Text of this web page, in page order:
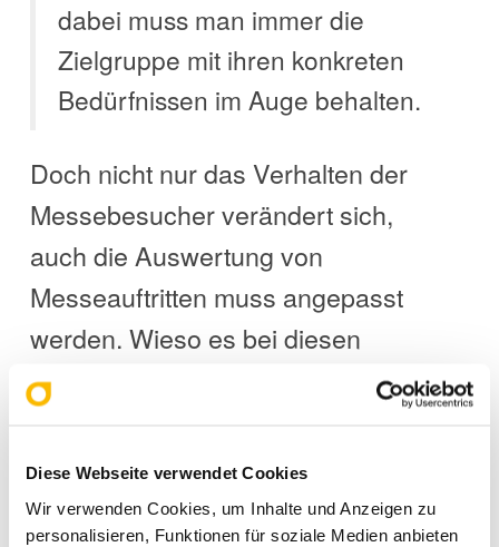
Diese Webseite verwendet Cookies
Wir verwenden Cookies, um Inhalte und Anzeigen zu
personalisieren, Funktionen für soziale Medien anbieten
dabei muss man immer die
Zielgruppe mit ihren konkreten
Bedürfnissen im Auge behalten.
Doch nicht nur das Verhalten der
Messebesucher verändert sich,
auch die Auswertung von
Messeauftritten muss angepasst
werden. Wieso es bei diesen
Messe-Erlebnissen nicht mehr um
reine Verkaufszahlen geht, erklärt
Daniel Moj:
Daniel Moj:Die Messe ist nicht